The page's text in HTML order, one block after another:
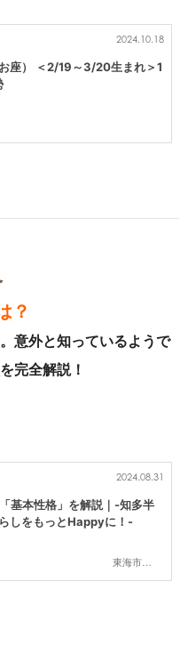
2024.10.18
座） ＜2/19～3/20生まれ＞1
？
意外と知っているようで
完全解説！
東海市,大府市,知多市,東浦町,阿久比町,半田市,常滑市,武豊町,美浜町,南知多町
2024.08.31
基本性格」を解説｜-知多半
しをもっとHappyに！-